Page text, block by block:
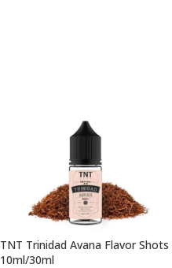
TNT Trinidad Avana Flavor Shots
10ml/30ml